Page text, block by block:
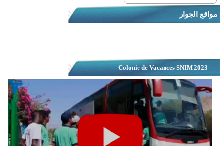
مواقع الجوار
Colonie de Vacances SNIM 2023